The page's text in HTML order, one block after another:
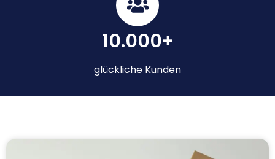
10.000+
glückliche Kunden